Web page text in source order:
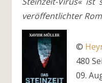
veröffentlichter
©
480
09.